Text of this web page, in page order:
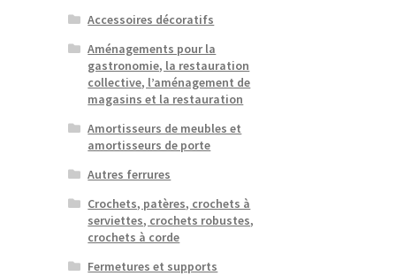
Accessoires décoratifs
Aménagements pour la
gastronomie, la restauration
collective, l’aménagement de
magasins et la restauration
Amortisseurs de meubles et
amortisseurs de porte
Autres ferrures
Crochets, patères, crochets à
serviettes, crochets robustes,
crochets à corde
Fermetures et supports